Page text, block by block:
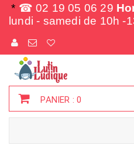
* ☎ 02 19 05 06 29
lundi - samedi de 10h -
PANIER :0